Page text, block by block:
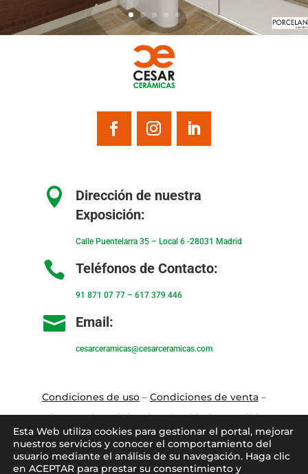

Dirección de nuestra
Exposición:
Calle Puentelarra 35 – Local 6 -28031 Madrid
 Teléfonos de Contacto:
91 871 07 77– 617 379 446
 Email:
cesarceramicas@cesarceramicas.com
Condiciones de uso– Condiciones de venta–
Aviso Legal–Política de privacidad –Política
de cookies
Esta Web utiliza cookies para gestionar el portal, mejorar
nuestros servicios y conocer el comportamiento del
usuario mediante el análisis de su navegación. Haga clic
en ACEPTAR para prestar su consentimiento y